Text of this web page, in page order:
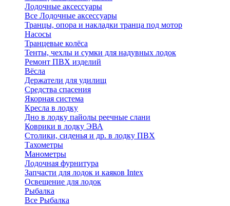
Лодочные аксессуары
Все Лодочные аксессуары
Транцы, опора и накладки транца под мотор
Насосы
Транцевые колёса
Тенты, чехлы и сумки для надувных лодок
Ремонт ПВХ изделий
Вёсла
Держатели для удилищ
Средства спасения
Якорная система
Кресла в лодку
Дно в лодку пайолы реечные слани
Коврики в лодку ЭВА
Столики, сиденья и др. в лодку ПВХ
Тахометры
Манометры
Лодочная фурнитура
Запчасти для лодок и каяков Intex
Освещение для лодок
Рыбалка
Все Рыбалка